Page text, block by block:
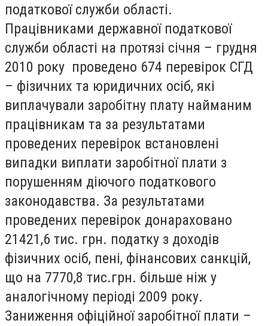
податкової служби області.
Працівниками державної податкової
служби області на протязі січня – грудня
2010 року проведено 674 перевірок СГД
– фізичних та юридичних осіб, які
виплачували заробітну плату найманим
працівникам та за результатами
проведених перевірок встановлені
випадки виплати заробітної плати з
порушенням діючого податкового
законодавства. За результатами
проведених перевірок донараховано
21421,6 тис. грн. податку з доходів
фізичних осіб, пені, фінансових санкцій,
що на 7770,8 тис.грн. більше ніж у
аналогічному періоді 2009 року.
Заниження офіційної заробітної плати –